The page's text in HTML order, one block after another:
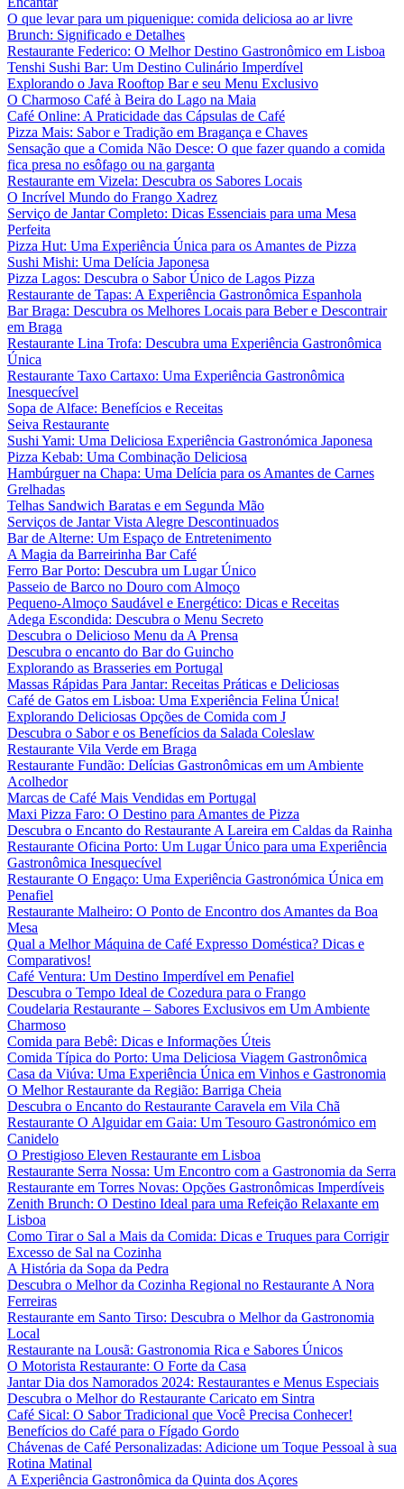
O que levar para um piquenique: comida deliciosa ao ar livre
Brunch: Significado e Detalhes
Restaurante Federico: O Melhor Destino Gastronômico em Lisboa
Tenshi Sushi Bar: Um Destino Culinário Imperdível
Explorando o Java Rooftop Bar e seu Menu Exclusivo
O Charmoso Café à Beira do Lago na Maia
Café Online: A Praticidade das Cápsulas de Café
Pizza Mais: Sabor e Tradição em Bragança e Chaves
Sensação que a Comida Não Desce: O que fazer quando a comida
fica presa no esôfago ou na garganta
Restaurante em Vizela: Descubra os Sabores Locais
O Incrível Mundo do Frango Xadrez
Serviço de Jantar Completo: Dicas Essenciais para uma Mesa
Perfeita
Pizza Hut: Uma Experiência Única para os Amantes de Pizza
Sushi Mishi: Uma Delícia Japonesa
Pizza Lagos: Descubra o Sabor Único de Lagos Pizza
Restaurante de Tapas: A Experiência Gastronômica Espanhola
Bar Braga: Descubra os Melhores Locais para Beber e Descontrair
em Braga
Restaurante Lina Trofa: Descubra uma Experiência Gastronômica
Única
Restaurante Taxo Cartaxo: Uma Experiência Gastronômica
Inesquecível
Sopa de Alface: Benefícios e Receitas
Seiva Restaurante
Sushi Yami: Uma Deliciosa Experiência Gastronómica Japonesa
Pizza Kebab: Uma Combinação Deliciosa
Hambúrguer na Chapa: Uma Delícia para os Amantes de Carnes
Grelhadas
Telhas Sandwich Baratas e em Segunda Mão
Serviços de Jantar Vista Alegre Descontinuados
Bar de Alterne: Um Espaço de Entretenimento
A Magia da Barreirinha Bar Café
Ferro Bar Porto: Descubra um Lugar Único
Passeio de Barco no Douro com Almoço
Pequeno-Almoço Saudável e Energético: Dicas e Receitas
Adega Escondida: Descubra o Menu Secreto
Descubra o Delicioso Menu da A Prensa
Descubra o encanto do Bar do Guincho
Explorando as Brasseries em Portugal
Massas Rápidas Para Jantar: Receitas Práticas e Deliciosas
Café de Gatos em Lisboa: Uma Experiência Felina Única!
Explorando Deliciosas Opções de Comida com J
Descubra o Sabor e os Benefícios da Salada Coleslaw
Restaurante Vila Verde em Braga
Restaurante Fundão: Delícias Gastronômicas em um Ambiente
Acolhedor
Marcas de Café Mais Vendidas em Portugal
Maxi Pizza Faro: O Destino para Amantes de Pizza
Descubra o Encanto do Restaurante A Lareira em Caldas da Rainha
Restaurante Oficina Porto: Um Lugar Único para uma Experiência
Gastronômica Inesquecível
Restaurante O Engaço: Uma Experiência Gastronómica Única em
Penafiel
Restaurante Malheiro: O Ponto de Encontro dos Amantes da Boa
Mesa
Qual a Melhor Máquina de Café Expresso Doméstica? Dicas e
Comparativos!
Café Ventura: Um Destino Imperdível em Penafiel
Descubra o Tempo Ideal de Cozedura para o Frango
Coudelaria Restaurante – Sabores Exclusivos em Um Ambiente
Charmoso
Comida para Bebê: Dicas e Informações Úteis
Comida Típica do Porto: Uma Deliciosa Viagem Gastronômica
Casa da Viúva: Uma Experiência Única em Vinhos e Gastronomia
O Melhor Restaurante da Região: Barriga Cheia
Descubra o Encanto do Restaurante Caravela em Vila Chã
Restaurante O Alguidar em Gaia: Um Tesouro Gastronómico em
Canidelo
O Prestigioso Eleven Restaurante em Lisboa
Restaurante Serra Nossa: Um Encontro com a Gastronomia da Serra
Restaurante em Torres Novas: Opções Gastronômicas Imperdíveis
Zenith Brunch: O Destino Ideal para uma Refeição Relaxante em
Lisboa
Como Tirar o Sal a Mais da Comida: Dicas e Truques para Corrigir
Excesso de Sal na Cozinha
A História da Sopa da Pedra
Descubra o Melhor da Cozinha Regional no Restaurante A Nora
Ferreiras
Restaurante em Santo Tirso: Descubra o Melhor da Gastronomia
Local
Restaurante na Lousã: Gastronomia Rica e Sabores Únicos
O Motorista Restaurante: O Forte da Casa
Jantar Dia dos Namorados 2024: Restaurantes e Menus Especiais
Descubra o Melhor do Restaurante Caricato em Sintra
Café Sical: O Sabor Tradicional que Você Precisa Conhecer!
Benefícios do Café para o Fígado Gordo
Chávenas de Café Personalizadas: Adicione um Toque Pessoal à sua
Rotina Matinal
A Experiência Gastronômica da Quinta dos Açores